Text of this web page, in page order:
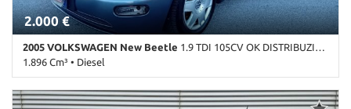
2.000 €
2005 VOLKSWAGEN New Beetle 1.9 TDI 105CV OK DISTRIBUZIONE
1.896 Cm³ • Diesel
276.781 Km • Cambio Manuale (5) • Grigio scuro metallizzato • 3
Porte • ABS • Airbag • Airbag laterali • Airbag Passeggero • Airbag